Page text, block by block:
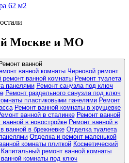
Москве и МО
Ремонт ванной
ванной комнаты Черновой ремонт
ремонт ванной комнаты Ремонт туалета
панелями Ремонт санузла под ключ
Ремонт раздельного санузла под ключ
пластиковыми панелями Ремонт
Ремонт ванной комнаты в хрущевке
ванной в сталинке Ремонт ванной
ванной в новостройке Ремонт ванной в
ванной в брежневке Отделка туалета
Отделка и ремонт маленькой
комнаты плиткой Косметический
Капитальный ремонт ванной комнаты
комнаты под ключ